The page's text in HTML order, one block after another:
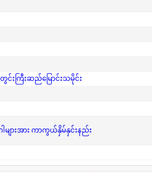
င်းကြီးဆည်မြောင်းသမိုင်း
ျားအား ကာကွယ်နှိမ်နှင်းနည်း